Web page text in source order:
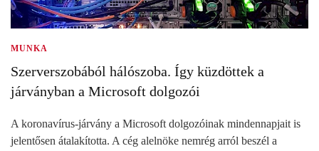
MUNKA
Szerverszobából hálószoba. Így küzdöttek a
járványban a Microsoft dolgozói
A koronavírus-járvány a Microsoft dolgozóinak mindennapjait is
jelentősen átalakította. A cég alelnöke nemrég arról beszél a